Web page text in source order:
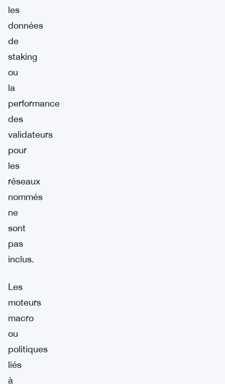
les
données
de
staking
ou
la
performance
des
validateurs
pour
les
réseaux
nommés
ne
sont
pas
inclus.
Les
moteurs
macro
ou
politiques
liés
à